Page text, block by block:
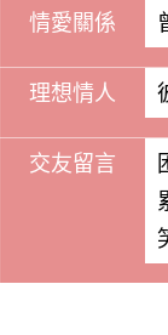
情愛關係
理想情人
交友留言